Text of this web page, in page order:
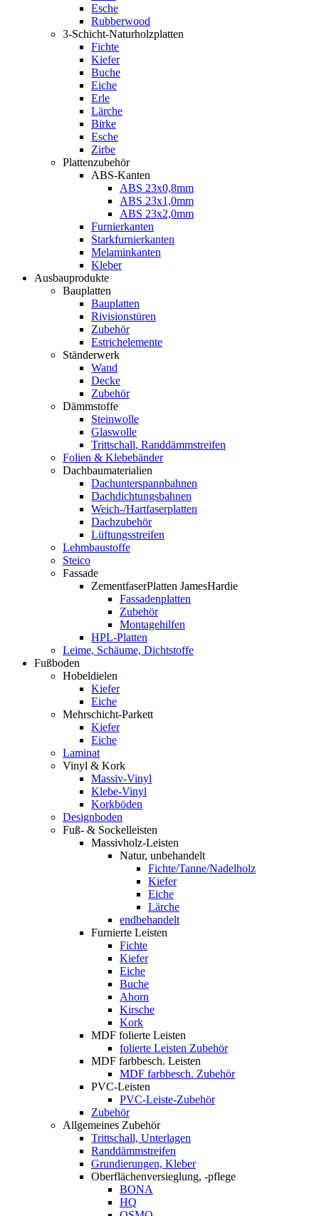
Esche
Rubberwood
3-Schicht-Naturholzplatten
Fichte
Kiefer
Buche
Eiche
Erle
Lärche
Birke
Esche
Zirbe
Plattenzubehör
ABS-Kanten
ABS 23x0,8mm
ABS 23x1,0mm
ABS 23x2,0mm
Furnierkanten
Starkfurnierkanten
Melaminkanten
Kleber
Ausbauprodukte
Bauplatten
Bauplatten
Rivisionstüren
Zubehör
Estrichelemente
Ständerwerk
Wand
Decke
Zubehör
Dämmstoffe
Steinwolle
Glaswolle
Trittschall, Randdämmstreifen
Folien & Klebebänder
Dachbaumaterialien
Dachunterspannbahnen
Dachdichtungsbahnen
Weich-/Hartfaserplatten
Dachzubehör
Lüftungsstreifen
Lehmbaustoffe
Steico
Fassade
ZementfaserPlatten JamesHardie
Fassadenplatten
Zubehör
Montagehilfen
HPL-Platten
Leime, Schäume, Dichtstoffe
Fußboden
Hobeldielen
Kiefer
Eiche
Mehrschicht-Parkett
Kiefer
Eiche
Laminat
Vinyl & Kork
Massiv-Vinyl
Klebe-Vinyl
Korkböden
Designboden
Fuß- & Sockelleisten
Massivholz-Leisten
Natur, unbehandelt
Fichte/Tanne/Nadelholz
Kiefer
Eiche
Lärche
endbehandelt
Furnierte Leisten
Fichte
Kiefer
Eiche
Buche
Ahorn
Kirsche
Kork
MDF folierte Leisten
folierte Leisten Zubehör
MDF farbbesch. Leisten
MDF farbbesch. Zubehör
PVC-Leisten
PVC-Leiste-Zubehör
Zubehör
Allgemeines Zubehör
Trittschall, Unterlagen
Randdämmstreifen
Grundierungen, Kleber
Oberflächenversieglung, -pflege
BONA
HQ